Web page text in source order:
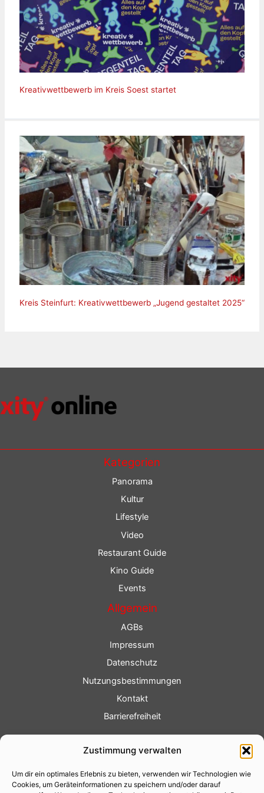
Zustimmung verwalten
Um dir ein optimales Erlebnis zu bieten, verwenden wir Technologien wie
Cookies, um Geräteinformationen zu speichern und/oder darauf
Kreativwettbewerb im Kreis Soest startet
Kreis Steinfurt: Kreativwettbewerb „Jugend gestaltet 2025“
Kategorien
Panorama
Kultur
Lifestyle
Video
Restaurant Guide
Kino Guide
Events
Allgemein
AGBs
Impressum
Datenschutz
Nutzungsbestimmungen
Kontakt
Barrierefreiheit
Fotoservice
Videoservice